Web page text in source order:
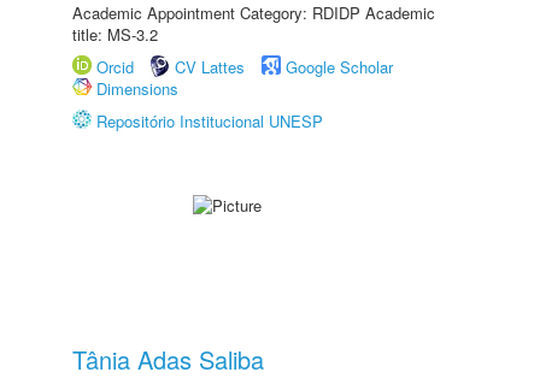
Academic Appointment Category: RDIDP Academic
title: MS-3.2
Orcid
CV Lattes
Google Scholar
Dimensions
Repositório Institucional UNESP
Tânia Adas Saliba